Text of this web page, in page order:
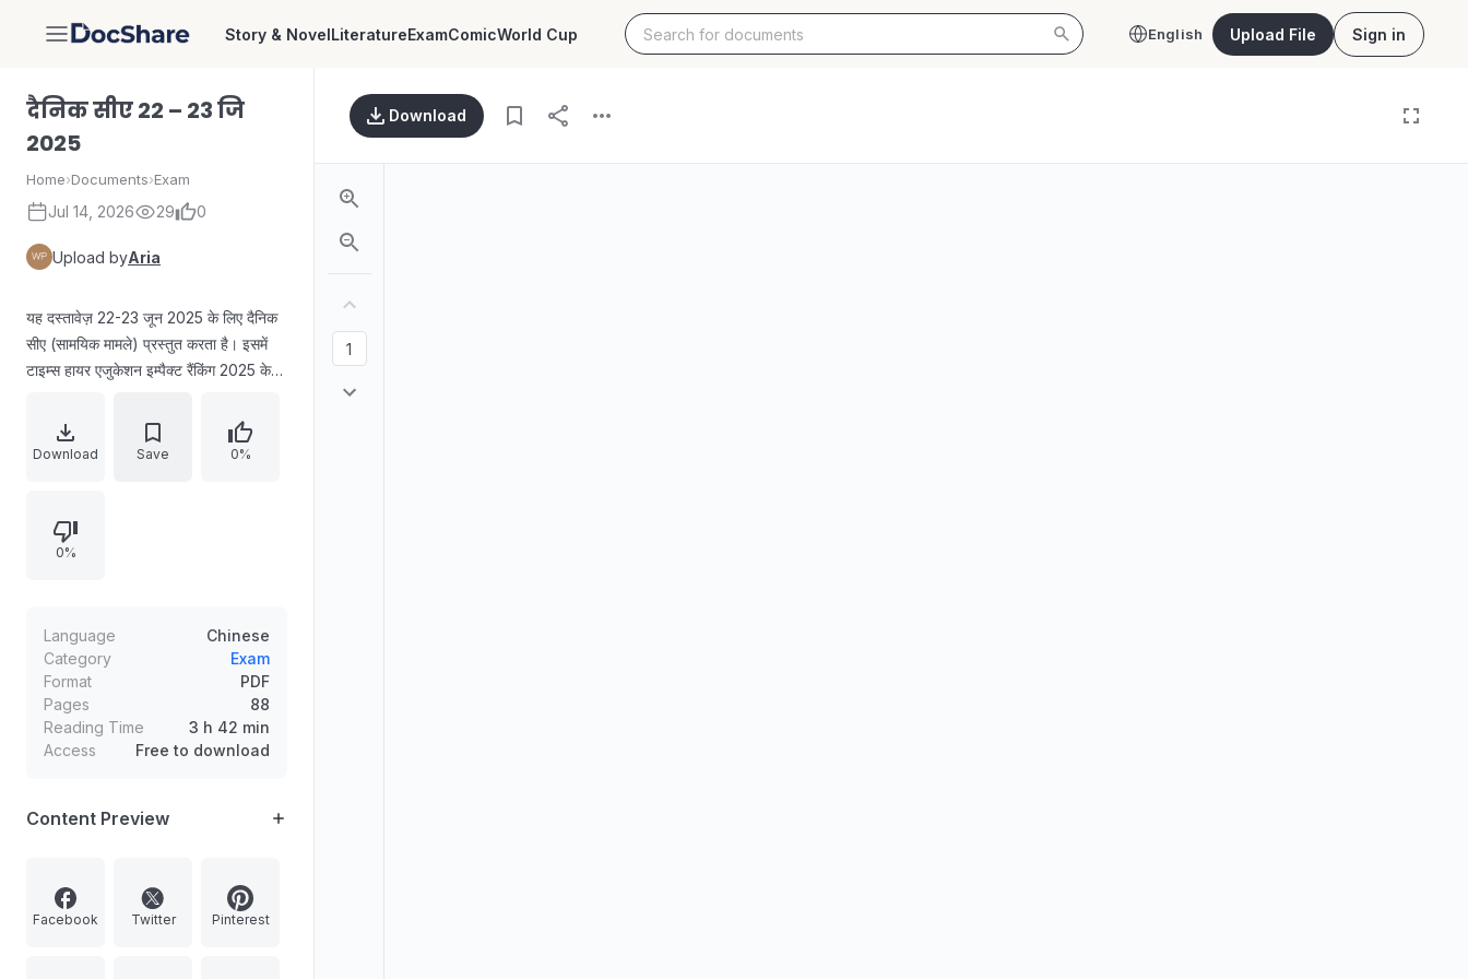
DocShare Story & NovelLiteratureExamComicWorld Cup English Upload File Sign in
दैनिक सीए 22 – 23 जि
2025
Home›Documents›Exam
Jul 14, 2026 29 0
Upload byAria
यह दस्तावेज़ 22-23 जून 2025 के लिए दैनिक
सीए (सामयिक मामले) प्रस्तुत करता है। इसमें
टाइम्स हायर एजुकेशन इम्पैक्ट रैंकिंग 2025 के
कौन सा विश्वविद्यालय शीर्ष पर रहा, जिसका सही
उत्तर 'C. स्टैनफोर्ड यूनिवर्सिटी' है। दस्तावेज़ में
संपर्क जानकारी के साथ 10 मेंटरशिप सत्रों का भी
उल्लेख है।
Download Save 0%
0%
Language
Chinese
Category
Exam
Format
PDF
Pages
88
Reading Time
3 h 42 min
Access
Free to download
Content Preview
Facebook Twitter Pinterest
Download